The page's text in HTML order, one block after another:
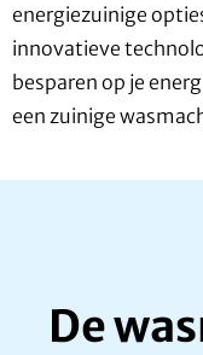
energiezuinige
innovatieve
besparen op je
een zuinige
De